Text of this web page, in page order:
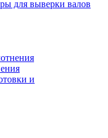
для выверки валов
и